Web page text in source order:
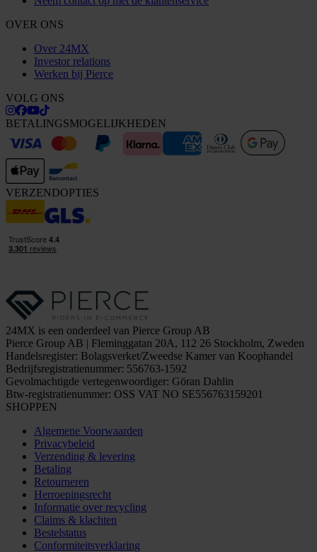
OVER ONS
Over 24MX
Investor relations
Werken bij Pierce
VOLG ONS
BETALINGSMOGELIJKHEDEN
VERZENDOPTIES
24MX is een onderdeel van Pierce Group AB
Pierce Group AB | Fleminggatan 20A, 112 26 Stockholm, Zweden
Handelsregister: Bolagsverket/Zweedse Kamer van Koophandel
Bedrijfsregistratienummer: 556763-1592
Gevolmachtigde vertegenwoordiger: Göran Dahlin
Btw-registratienummer: OSS VAT NO SE556763159201
SHOPPEN
Algemene Voorwaarden
Privacybeleid
Verzending & levering
Betaling
Retourneren
Herroepingsrecht
Informatie over recycling
Claims & klachten
Bestelstatus
Conformiteitsverklaring